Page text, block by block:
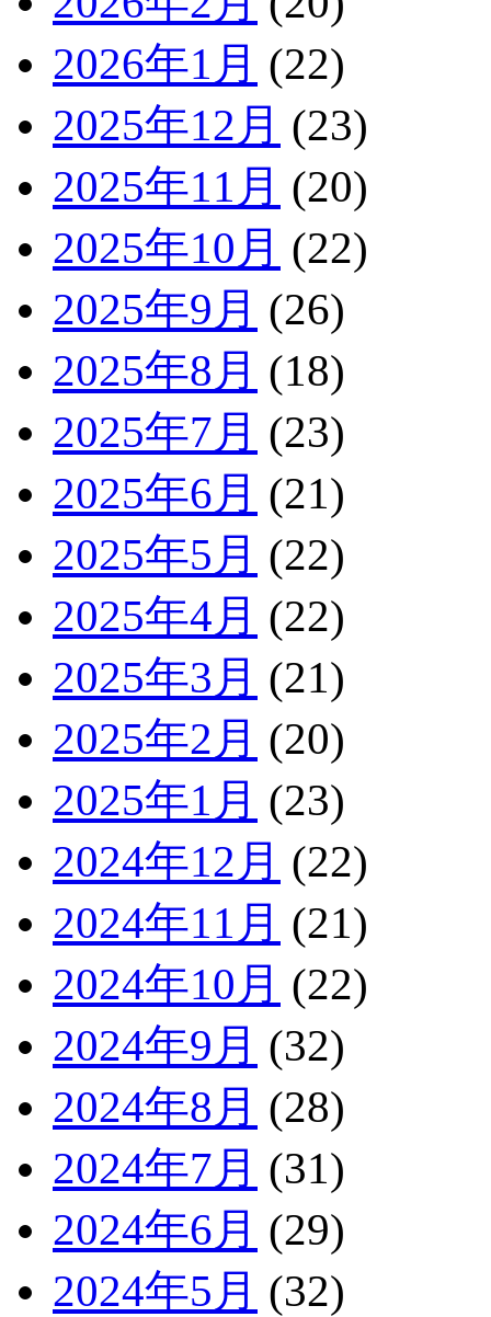
2026年1月 (22)
2025年12月 (23)
2025年11月 (20)
2025年10月 (22)
2025年9月 (26)
2025年8月 (18)
2025年7月 (23)
2025年6月 (21)
2025年5月 (22)
2025年4月 (22)
2025年3月 (21)
2025年2月 (20)
2025年1月 (23)
2024年12月 (22)
2024年11月 (21)
2024年10月 (22)
2024年9月 (32)
2024年8月 (28)
2024年7月 (31)
2024年6月 (29)
2024年5月 (32)